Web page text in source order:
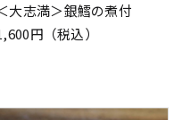
大志満＞銀鱈の煮付
円（税込）